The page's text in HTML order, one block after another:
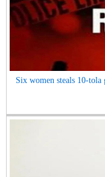
Six women steals 10-